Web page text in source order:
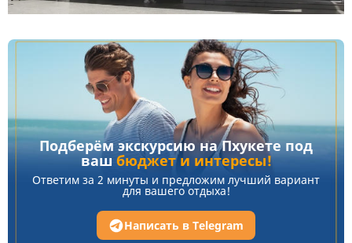
Подберём экскурсию на Пхукете под
вашбюджет и интересы!
Ответим за 2 минуты и предложим лучший вариант
для вашего отдыха!
Написать в Telegram